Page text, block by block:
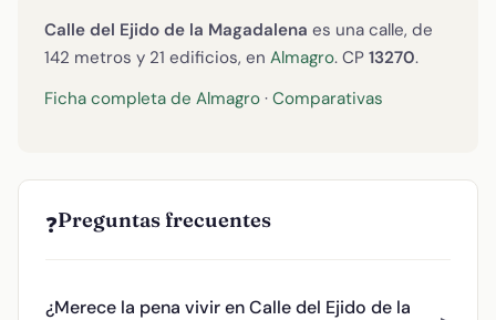
Calle del Ejido de la Magadalena es una calle, de
142 metros y 21 edificios, en Almagro. CP 13270.
Ficha completa de Almagro · Comparativas
❓Preguntas frecuentes
¿Merece la pena vivir en Calle del Ejido de la